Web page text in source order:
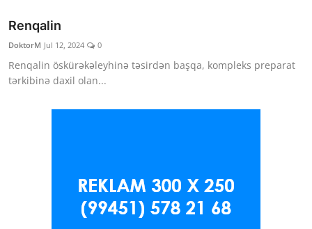
Renqalin
DoktorM Jul 12, 2024 0
Renqalin öskürəkəleyhinə təsirdən başqa, kompleks preparat
tərkibinə daxil olan...